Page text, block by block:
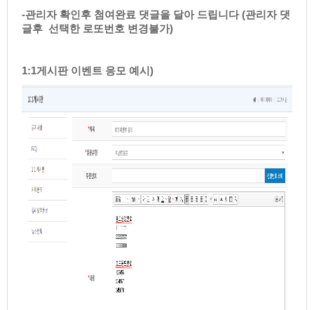
-관리자확인후첨여완료댓글을달아드립니다(관리자댓
글후선택한로또번호변경불가)
1:1게시판이벤트응모예시)